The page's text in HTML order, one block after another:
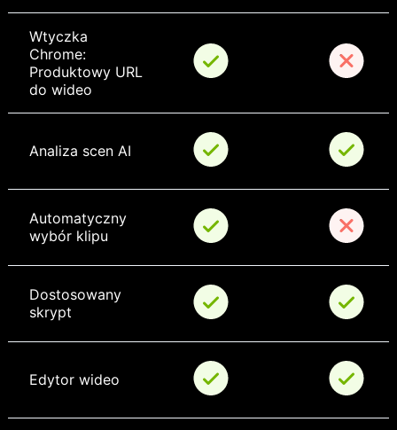
Wtyczka
Chrome:
Produktowy URL
do wideo
Analiza scen AI
Automatyczny
wybór klipu
Dostosowany
skrypt
Edytor wideo